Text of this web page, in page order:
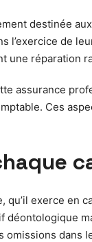
destinée
l’exercice de
une réparation
assurance
Ces
qu’il exerce en
déontologique
omissions dans